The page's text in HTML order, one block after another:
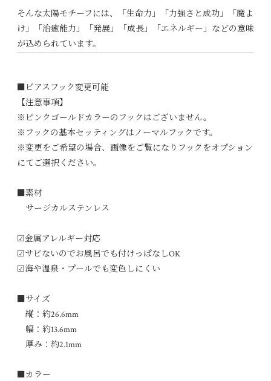
そんな太陽モチーフには、「生命力」「力強さと成功」「魔よ
け」「治癒能力」「発展」「成長」「エネルギー」などの意味
が込められています。
ピアスフック変更可能
【注意事項】
※ピンクゴールドカラーのフックはございません。
※フックの基本セッティングはノーマルフックです。
※変更をご希望の場合、画像をご覧になりフックをオプション
にてご選択ください。
■素材
サージカルステンレス
☑︎金属アレルギー対応
☑︎サビないのでお風呂でも付けっぱなしOK
☑︎海や温泉・プールでも変色しにくい
■サイズ
縦：約26.6mm
幅：約13.6mm
厚み：約2.1mm
■カラー